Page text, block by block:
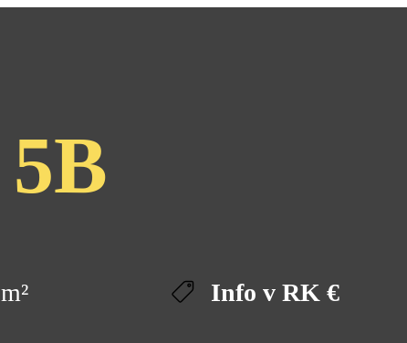
5B
m² Info v RK €